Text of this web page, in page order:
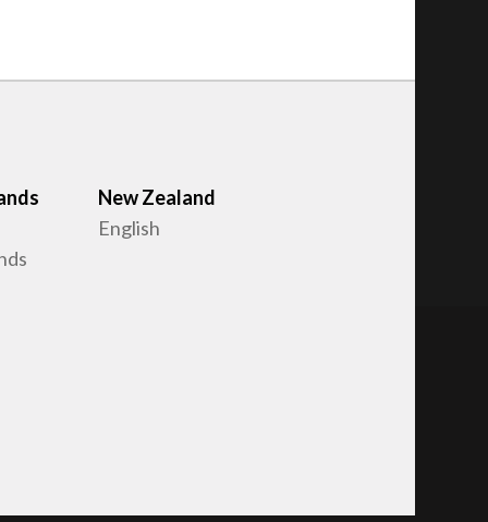
New Zealand
English